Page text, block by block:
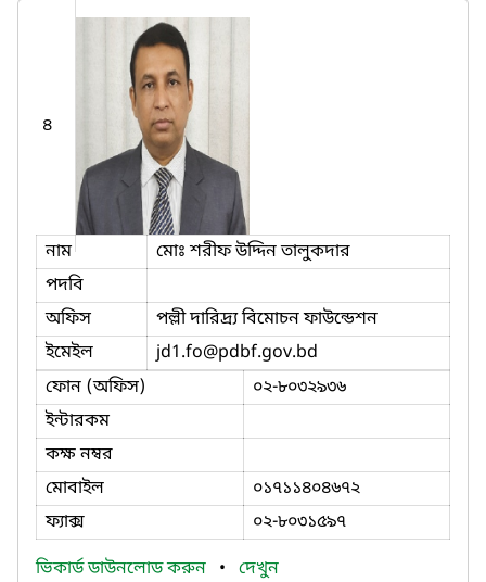
৪
নাম
মোঃ শরীফ উদ্দিন তালুকদার
পদবি
অফিস
পল্লী দারিদ্র্য বিমোচন ফাউন্ডেশন
ইমেইল
jd1.fo@pdbf.gov.bd
ফোন (অফিস)
০২-৮০৩২৯৩৬
ইন্টারকম
কক্ষ নম্বর
মোবাইল
০১৭১১৪০৪৬৭২
ফ্যাক্স
০২-৮০৩১৫৯৭
ভিকার্ড ডাউনলোড করুন • দেখুন